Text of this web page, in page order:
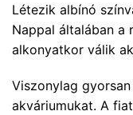
Létezik albínó
Nappal általában a
alkonyatkor válik
Viszonylag
akváriumukat. A